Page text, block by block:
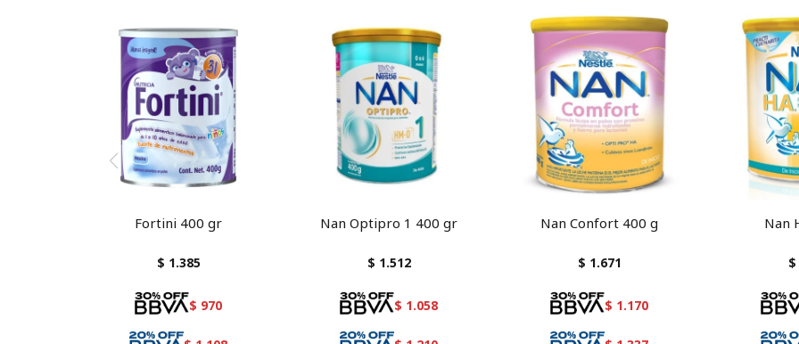
Fortini 400 gr
$ 1.385
$ 970
Nan Optipro 1 400 gr
$ 1.512
$ 1.058
Nan Confort 400 g
$ 1.671
$ 1.170
Nan
$